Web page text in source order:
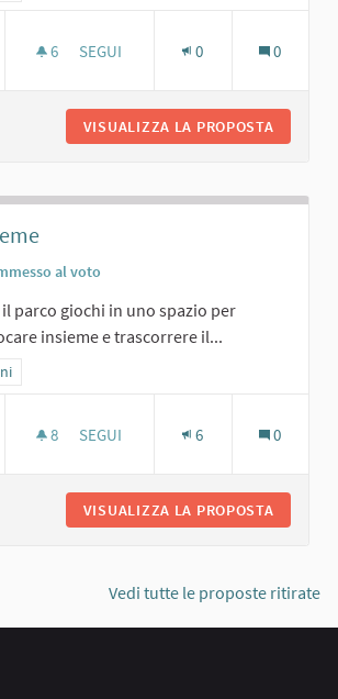
6 6 SOSTENITORI
SEGUI 0 0
VISUALIZZA LA PROPOSTA
al voto
parco giochi in uno spazio per
insieme e trascorrere il...
categoria: Area di Via Nenni
8 8 SOSTENITORI
SEGUI 6 0
VISUALIZZA LA PROPOSTA
Vedi tutte le proposte ritirate